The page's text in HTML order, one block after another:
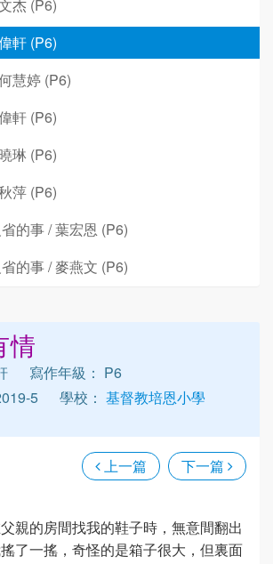
杰 (P6)
軒 (P6)
慧婷 (P6)
軒 (P6)
琳 (P6)
萍 (P6)
的事 / 葉宏恩 (P6)
的事 / 麥燕文 (P6)
情
寫作年級： P6
5
學校： 基督教培恩小學
上一篇 下一篇
親的房間找我的鞋子時，無意間翻出
了一搖，奇怪的是箱子很大，但裏面